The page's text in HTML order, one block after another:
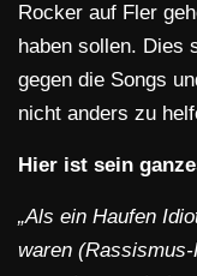
Rocker auf Fler
haben sollen. Dies
gegen die Songs
nicht anders zu
Hier ist sein
„Als ein Haufen
waren